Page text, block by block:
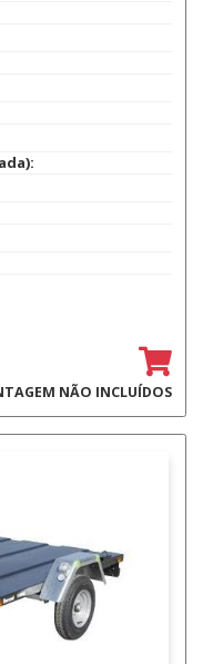
NÃO INCLUÍDOS